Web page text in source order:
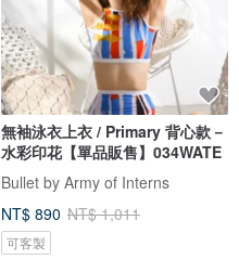
無袖泳衣上衣 / Primary 背心款－
水彩印花【單品販售】034WATE
Bullet by Army of Interns
NT$ 890 NT$ 1,011
可客製